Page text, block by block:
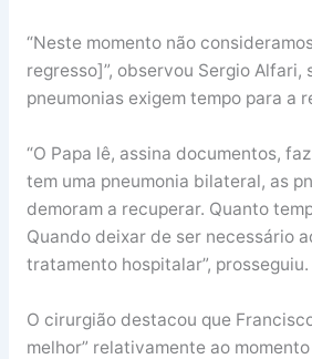
“Neste momento não
regresso]”, observou Sergio Alfari,
pneumonias exigem tempo para a
“O Papa lê, assina documentos,
tem uma pneumonia bilateral, as
demoram a recuperar. Quanto
Quando deixar de ser necessário
tratamento hospitalar”, prosseguiu.
O cirurgião destacou que
melhor” relativamente ao